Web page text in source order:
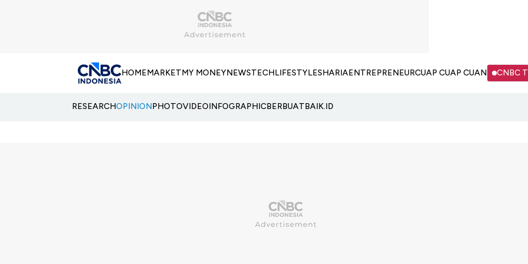
HOMEMARKETMY MONEYNEWSTECHLIFESTYLESHARIAENTREPRENEURCUAP CUAP CUAN CNBC
RESEARCHOPINIONPHOTOVIDEOINFOGRAPHICBERBUATBAIK.ID